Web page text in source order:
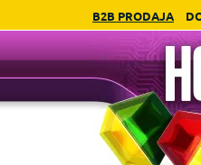
B2B PRODAJA